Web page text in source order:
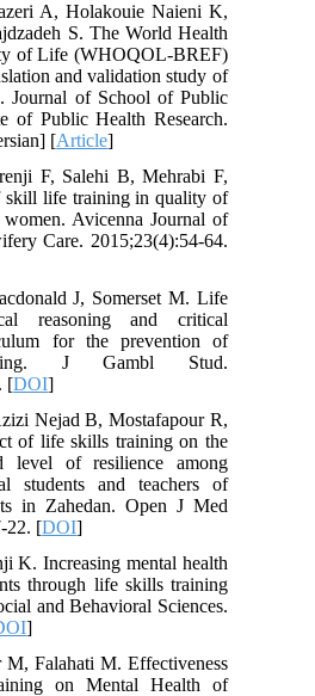
A, Holakouie Naieni K,
S. The World Health
of Life (WHOQOL-BREF)
and validation study of
Journal of School of Public
of Public Health Research.
[Article
F, Salehi B, Mehrabi F,
skill life training in quality of
women. Avicenna Journal of
Care. 2015;23(4):54-64.
J, Somerset M. Life
reasoning and critical
for the prevention of
J Gambl Stud.
[DOI
Nejad B, Mostafapour R,
of life skills training on the
level of resilience among
students and teachers of
in Zahedan. Open J Med
22. [DOI
K. Increasing mental health
through life skills training
and Behavioral Sciences.
DOI
M, Falahati M. Effectiveness
on Mental Health of